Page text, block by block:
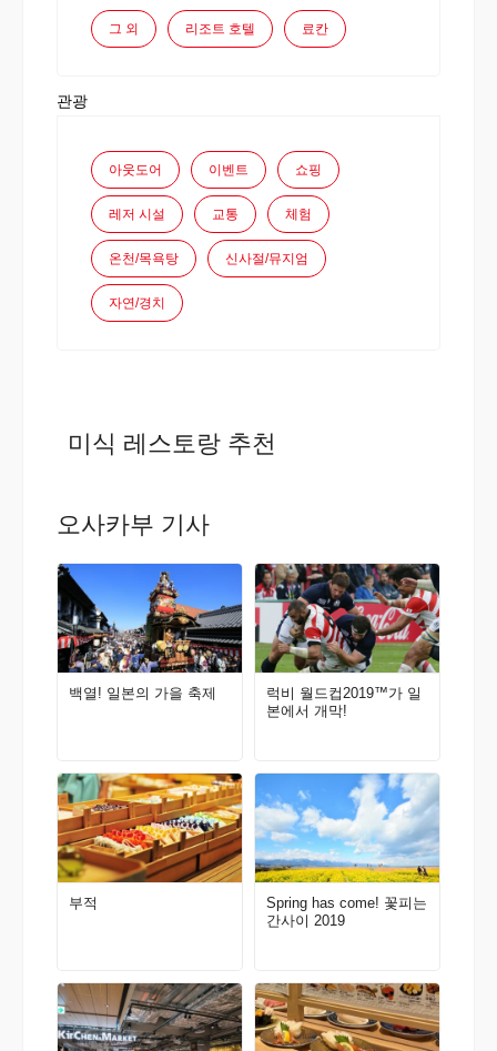
그 외 리조트 호텔 료칸
관광
아웃도어 이벤트 쇼핑
레저 시설 교통 체험
온천/목욕탕 신사절/뮤지엄
자연/경치
미식 레스토랑 추천
오사카부 기사
백열! 일본의 가을 축제
럭비 월드컵2019™가 일
본에서 개막!
부적
Spring has come! 꽃피는
간사이 2019